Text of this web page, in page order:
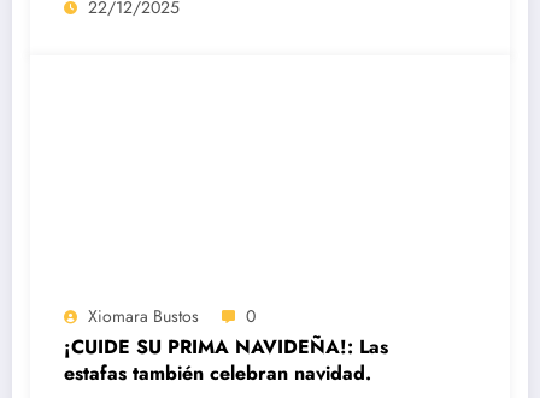
22/12/2025
Xiomara Bustos 0
¡CUIDE SU PRIMA NAVIDEÑA!: Las
estafas también celebran navidad.